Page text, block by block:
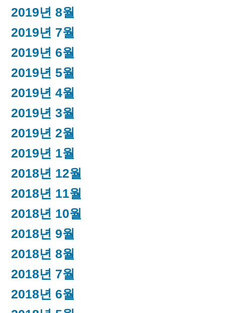
2019년 8월
2019년 7월
2019년 6월
2019년 5월
2019년 4월
2019년 3월
2019년 2월
2019년 1월
2018년 12월
2018년 11월
2018년 10월
2018년 9월
2018년 8월
2018년 7월
2018년 6월